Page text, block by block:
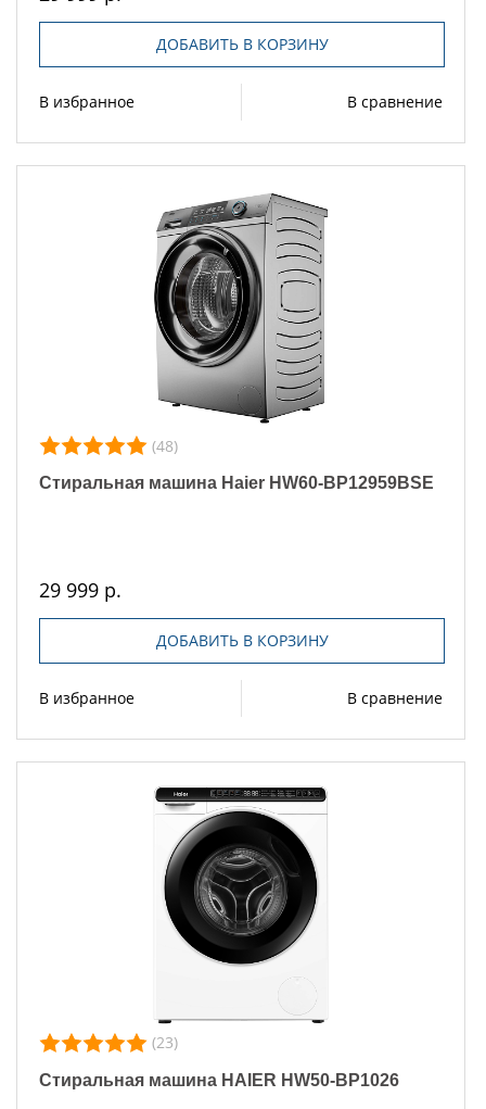
ДОБАВИТЬ В КОРЗИНУ
В избранное В сравнение
(48)
Стиральная машина Haier HW60-BP12959BSE
29 999 р.
ДОБАВИТЬ В КОРЗИНУ
В избранное В сравнение
(23)
Стиральная машина HAIER HW50-BP1026